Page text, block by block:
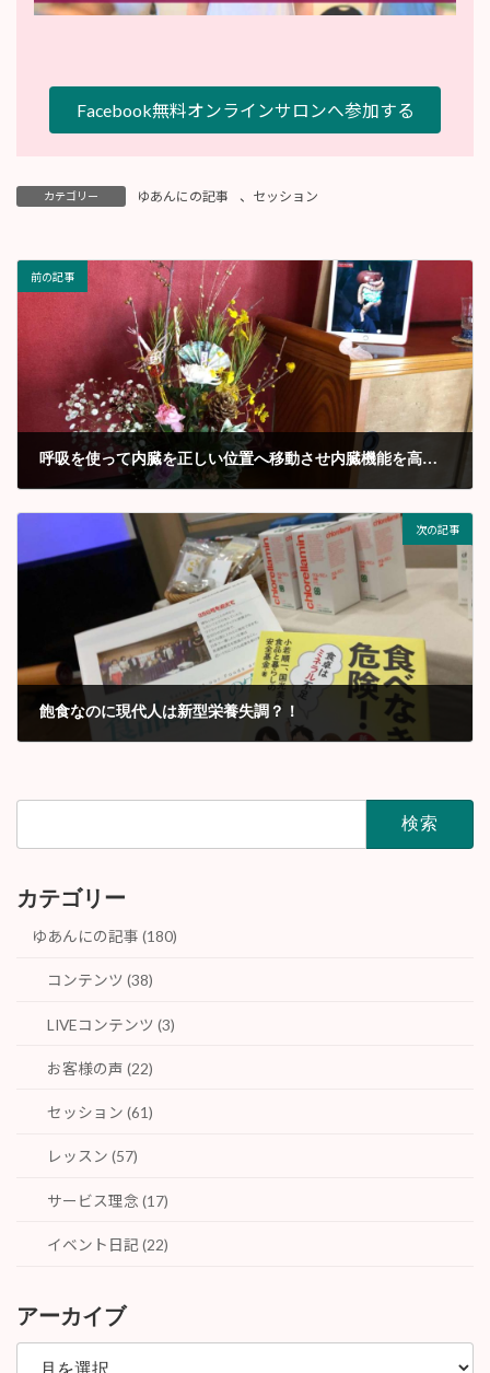
Facebook無料オンラインサロンへ参加する
カテゴリー ゆあんにの記事 、 セッション
前の記事
呼吸を使って内臓を正しい位置へ移動させ内臓機能を高めてみよう
次の記事
飽食なのに現代人は新型栄養失調？！
カテゴリー
ゆあんにの記事 (180)
コンテンツ (38)
LIVEコンテンツ (3)
お客様の声 (22)
セッション (61)
レッスン (57)
サービス理念 (17)
イベント日記 (22)
アーカイブ
ア